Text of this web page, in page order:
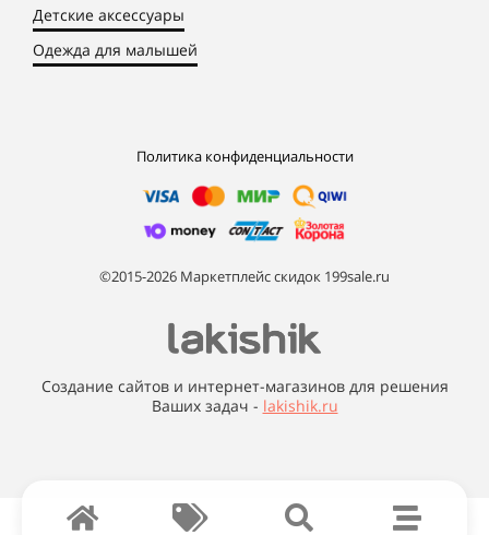
Детские аксессуары
Одежда для малышей
Политика конфиденциальности
©2015-2026 Маркетплейс скидок 199sale.ru
Создание сайтов и интернет-магазинов для решения
Ваших задач - lakishik.ru